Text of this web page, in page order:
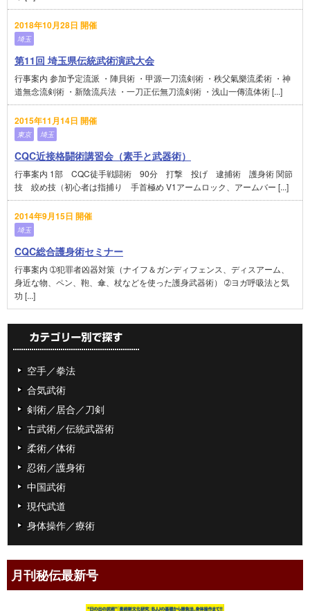
2018年10月28日 開催
埼玉
第11回 埼玉県伝統武術演武大会
行事案内 参加予定流派 ・陣貝術 ・甲源一刀流剣術 ・秩父氣樂流柔術 ・神
道無念流剣術 ・新陰流兵法 ・一刀正伝無刀流剣術 ・浅山一傳流体術 [...]
2015年11月14日 開催
東京 埼玉
CQC近接格闘術講習会（素手と武器術）
行事案内 1部 CQC徒手戦闘術 90分 打撃 投げ 逮捕術 護身術 関節
技 絞め技（初心者は指捕り 手首極め V1アームロック、アームバー [...]
2014年9月15日 開催
埼玉
CQC総合護身術セミナー
行事案内 ➀犯罪者凶器対策（ナイフ＆ガンディフェンス、ディスアーム、
身近な物、ペン、鞄、傘、杖などを使った護身武器術） ➁ヨガ呼吸法と気
功 [...]
空手／拳法
合気武術
剣術／居合／刀剣
古武術／伝統武器術
柔術／体術
忍術／護身術
中国武術
現代武道
身体操作／療術
月刊秘伝最新号